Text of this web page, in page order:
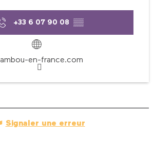
+33 6 07 90 08 ▒▒
en-france.com
Signaler une erreur